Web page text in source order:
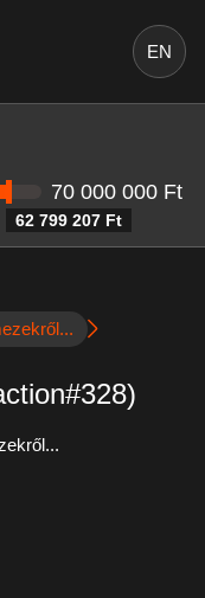
EN
62 799 207 Ft
70 000 000 Ft